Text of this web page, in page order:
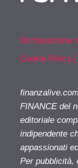
Dichiarazione
Cookie Policy
FINANCE del
editoriale
indipendente
appassionati
Per pubblicità,